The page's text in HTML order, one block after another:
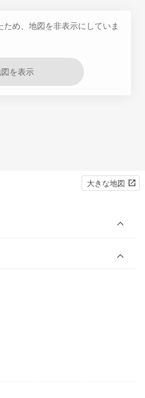
め、地図を非表示にしていま
を表示
大きな地図